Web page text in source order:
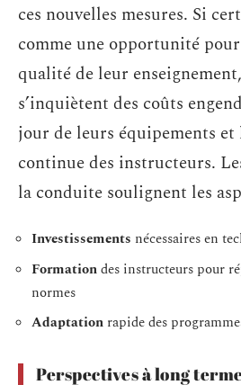
ces nouvelles mesures. Si
comme une opportunité
qualité de leur
s’inquiètent des coûts
jour de leurs équipements
continue des instructeurs.
la conduite soulignent les
Investissements nécessaires en
Formationdes instructeurs pour
normes
Adaptation rapide des
Perspectives à long